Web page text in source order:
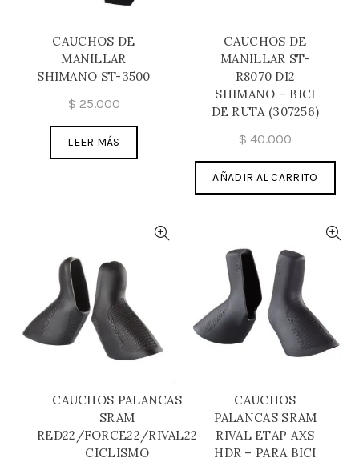
CAUCHOS DE
MANILLAR
SHIMANO ST-3500
$ 25.000
LEER MÁS
CAUCHOS DE
MANILLAR ST-
R8070 DI2
SHIMANO – BICI
DE RUTA (307256)
$ 40.000
AÑADIR AL CARRITO
CAUCHOS PALANCAS
SRAM
RED22/FORCE22/RIVAL22
CICLISMO
CAUCHOS
PALANCAS SRAM
RIVAL ETAP AXS
HDR – PARA BICI